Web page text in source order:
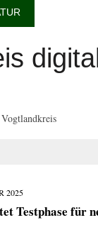
GREIZ: FAHREN OHNE
MEHR ALS 380
AUF
Vogtlandkreis
2025
Testphase für